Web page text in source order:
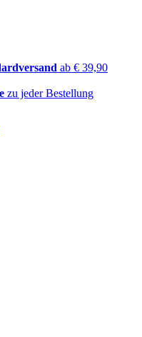
ab € 39,90
zu jeder Bestellung